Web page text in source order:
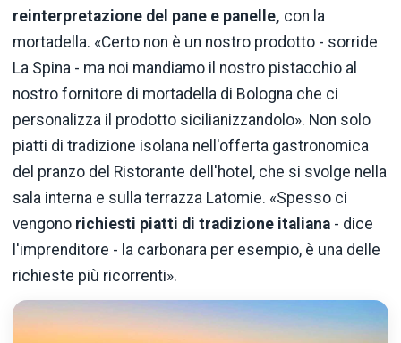
reinterpretazione del pane e panelle, con la
mortadella. «Certo non è un nostro prodotto - sorride
La Spina - ma noi mandiamo il nostro pistacchio al
nostro fornitore di mortadella di Bologna che ci
personalizza il prodotto sicilianizzandolo». Non solo
piatti di tradizione isolana nell'offerta gastronomica
del pranzo del Ristorante dell'hotel, che si svolge nella
sala interna e sulla terrazza Latomie. «Spesso ci
vengono richiesti piatti di tradizione italiana - dice
l'imprenditore - la carbonara per esempio, è una delle
richieste più ricorrenti».